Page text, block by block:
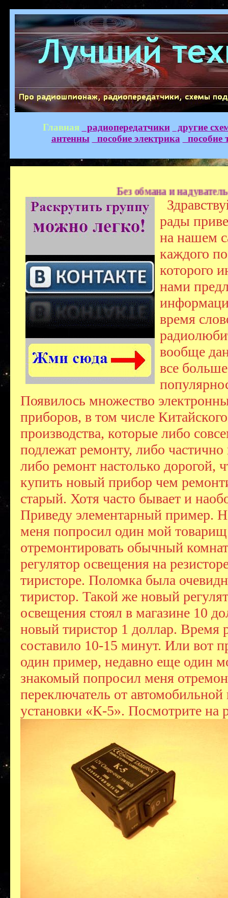
Главная радиопередатчики
другие
антенны
пособие электрика пособие
Без обмана и надувательства.
рады
на нашем
каждого
которого
нами
время
вообще
все
Появилось множество
приборов, в том числе Китайского
производства, которые либо
подлежат ремонту, либо частично
либо ремонт настолько дорогой,
купить новый прибор чем
старый. Хотя часто бывает и
Приведу элементарный пример.
меня попросил один мой товарищ
отремонтировать обычный
регулятор освещения на
тиристоре. Поломка была
тиристор. Такой же новый
освещения стоял в магазине 10
новый тиристор 1 доллар. Время
составило 10-15 минут. Или вот
один пример, недавно еще один
знакомый попросил меня
переключатель от автомобильной
установки «К-5». Посмотрите на